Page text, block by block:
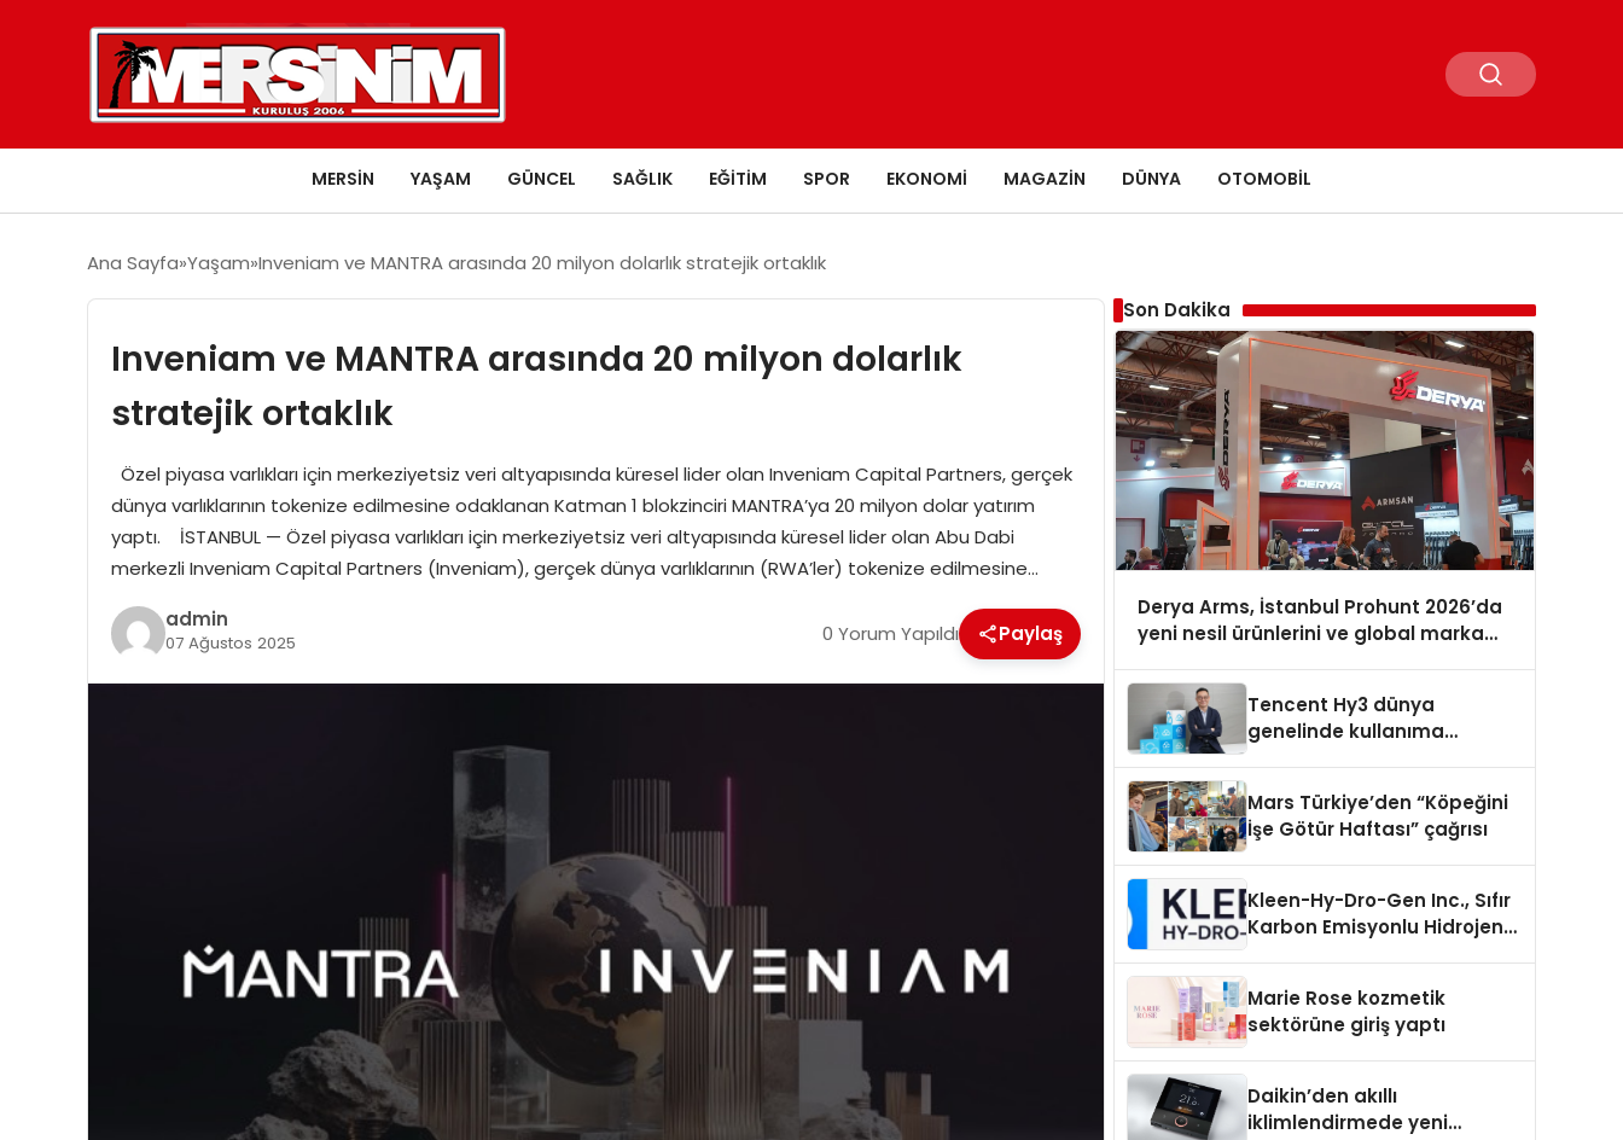
MERSIN YAŞAM GÜNCEL SAĞLIK EĞITIM SPOR EKONOMI MAGAZIN DÜNYA OTOMOBIL
Ana Sayfa Yaşam Inveniam ve MANTRA arasında 20 milyon dolarlık stratejik ortaklık
Inveniam ve MANTRA arasında 20 milyon dolarlık
stratejik ortaklık
Özel piyasa varlıkları için merkeziyetsiz veri altyapısında küresel lider olan Inveniam Capital Partners, gerçek
dünya varlıklarının tokenize edilmesine odaklanan Katman 1 blokzinciri MANTRA’ya 20 milyon dolar yatırım
yaptı. İSTANBUL — Özel piyasa varlıkları için merkeziyetsiz veri altyapısında küresel lider olan Abu Dabi
merkezli Inveniam Capital Partners (Inveniam), gerçek dünya varlıklarının (RWA’ler) tokenize edilmesine…
admin
07 Ağustos 2025 0 Yorum Yapıldı Paylaş
Son Dakika
Derya Arms, İstanbul Prohunt 2026’da
yeni nesil ürünlerini ve global marka
Tencent Hy3 dünya
genelinde kullanıma
Mars Türkiye’den “Köpeğini
İşe Götür Haftası” çağrısı
Kleen-Hy-Dro-Gen Inc., Sıfır
Karbon Emisyonlu Hidrojen
Aldı
Marie Rose kozmetik
sektörüne giriş yaptı
Daikin’den akıllı
iklimlendirmede yeni